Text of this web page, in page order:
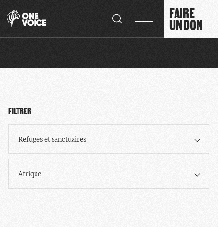
FAIRE
UN DON
FILTRER
Refuges et sanctuaires
Afrique